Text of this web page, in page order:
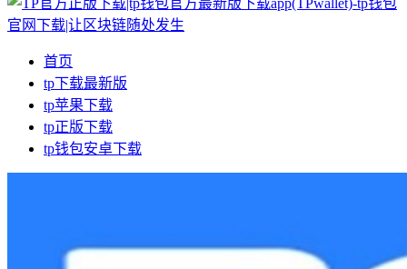
首页
tp下载最新版
tp苹果下载
tp正版下载
tp钱包安卓下载